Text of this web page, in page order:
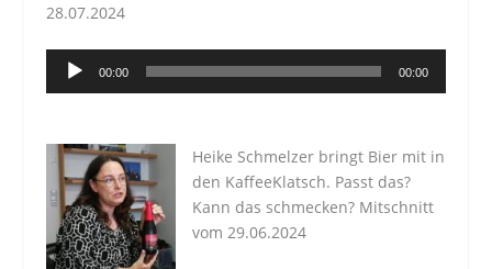
28.07.2024
Audio-
00:00 00:00
Heike Schmelzer bringt Bier mit in
den KaffeeKlatsch. Passt das?
Kann das schmecken? Mitschnitt
vom 29.06.2024